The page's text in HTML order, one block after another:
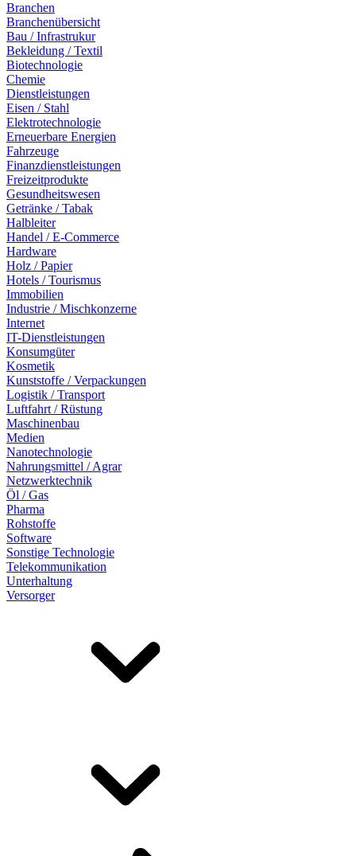
Branchen
Branchenübersicht
Bau / Infrastrukur
Bekleidung / Textil
Biotechnologie
Chemie
Dienstleistungen
Eisen / Stahl
Elektrotechnologie
Erneuerbare Energien
Fahrzeuge
Finanzdienstleistungen
Freizeitprodukte
Gesundheitswesen
Getränke / Tabak
Halbleiter
Handel / E-Commerce
Hardware
Holz / Papier
Hotels / Tourismus
Immobilien
Industrie / Mischkonzerne
Internet
IT-Dienstleistungen
Konsumgüter
Kosmetik
Kunststoffe / Verpackungen
Logistik / Transport
Luftfahrt / Rüstung
Maschinenbau
Medien
Nanotechnologie
Nahrungsmittel / Agrar
Netzwerktechnik
Öl / Gas
Pharma
Rohstoffe
Software
Sonstige Technologie
Telekommunikation
Unterhaltung
Versorger